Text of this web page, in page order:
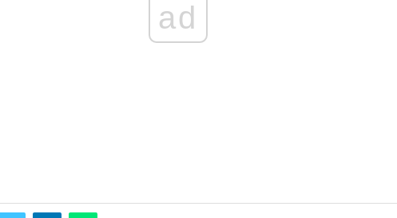
ad